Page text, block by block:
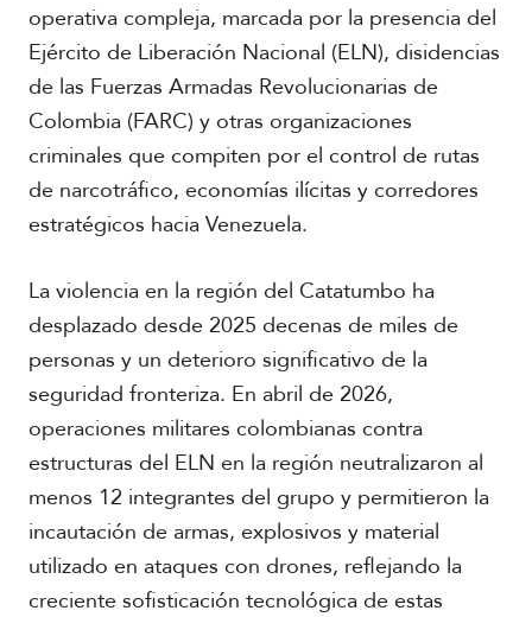
operativa compleja, marcada por la presencia del
Ejército de Liberación Nacional (ELN), disidencias
de las Fuerzas Armadas Revolucionarias de
Colombia (FARC) y otras organizaciones
criminales que compiten por el control de rutas
de narcotráfico, economías ilícitas y corredores
estratégicos hacia Venezuela.
La violencia en la región del Catatumbo ha
desplazado desde 2025 decenas de miles de
personas y un deterioro significativo de la
seguridad fronteriza. En abril de 2026,
operaciones militares colombianas contra
estructuras del ELN en la región neutralizaron al
menos 12 integrantes del grupo y permitieron la
incautación de armas, explosivos y material
utilizado en ataques con drones, reflejando la
creciente sofisticación tecnológica de estas